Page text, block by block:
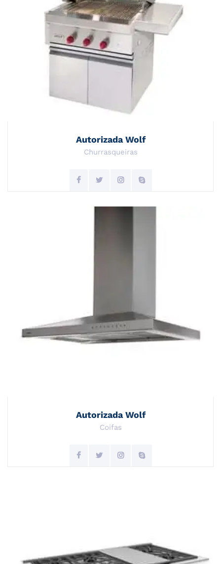
Autorizada Wolf
Churrasqueiras
Autorizada Wolf
Coifas